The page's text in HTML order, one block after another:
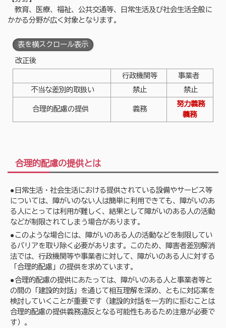
教育、医療、福祉、公共交通等、日常生活及び社会生活全般に
かかる分野が広く対象となります。
表を横スクロール表示
改正後
行政機関等
事業者
不当な差別的取扱い
禁止 禁止
合理的配慮の提供 義務
努力義務
→義務
合理的配慮の提供とは
●日常生活・社会生活における提供されている設備やサービス等
については、障がいのない人は簡単に利用できても、障がいのあ
る人にとっては利用が難しく、結果として障がいのある人の活動
などが制限されてしまう場合があります。
●このような場合には、障がいのある人の活動などを制限してい
るバリアを取り除く必要があります。このため、障害者差別解消
法では、行政機関等や事業者に対して、障がいのある人に対する
「合理的配慮」の提供を求めています。
●合理的配慮の提供にあたっては、障がいのある人と事業者等と
の間の「建設的対話」を通じて相互理解を深め、ともに対応案を
検討していくことが重要です（建設的対話を一方的に拒むことは
合理的配慮の提供義務違反となる可能性もあるため注意が必要で
す）。